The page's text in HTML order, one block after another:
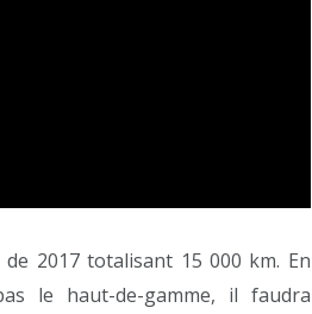
de 2017 totalisant 15 000 km. En
le haut-de-gamme, il faudra